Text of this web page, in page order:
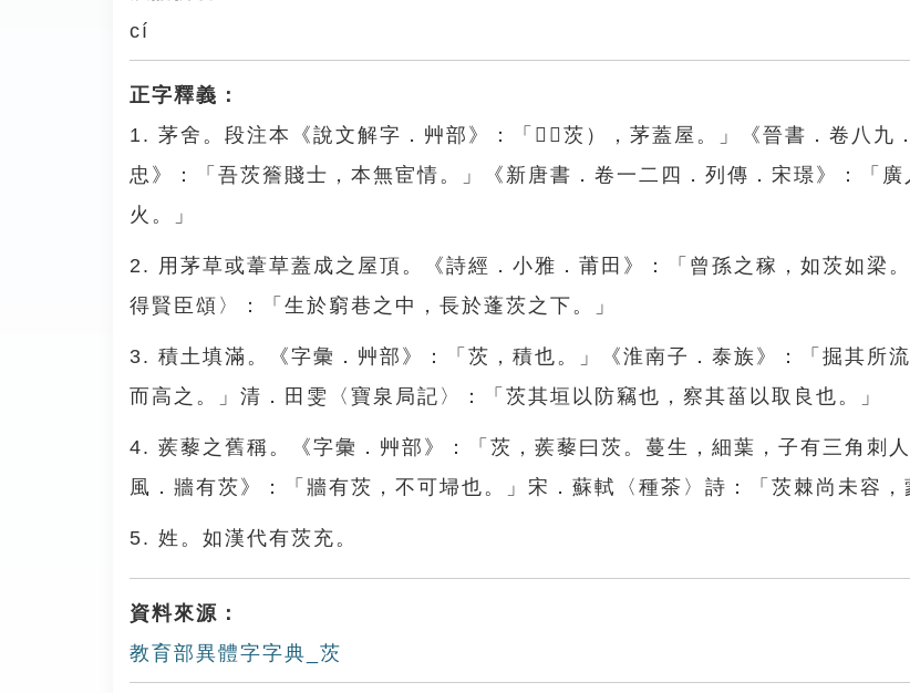
cí
正字釋義：
1. 茅舍。段注本《說文解字．艸部》：「󸝍（茨），茅蓋屋。」《晉書．卷八九
忠》：「吾茨簷賤士，本無宦情。」《新唐書．卷一二四．列傳．宋璟》：「廣
火。」
2. 用茅草或葦草蓋成之屋頂。《詩經．小雅．莆田》：「曾孫之稼，如茨如梁
得賢臣頌〉：「生於窮巷之中，長於蓬茨之下。」
3. 積土填滿。《字彙．艸部》：「茨，積也。」《淮南子．泰族》：「掘其所
而高之。」清．田雯〈寶泉局記〉：「茨其垣以防竊也，察其菑以取良也。」
4. 蒺藜之舊稱。《字彙．艸部》：「茨，蒺藜曰茨。蔓生，細葉，子有三角刺
風．牆有茨》：「牆有茨，不可埽也。」宋．蘇軾〈種茶〉詩：「茨棘尚未容，
5. 姓。如漢代有茨充。
資料來源：
教育部異體字字典_茨